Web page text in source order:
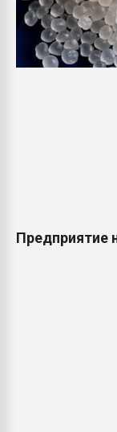
Предприятие